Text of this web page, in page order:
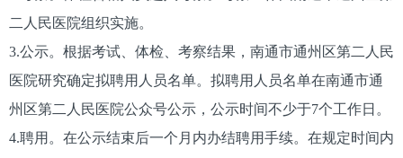
二人民医院组织实施。
3.公示。根据考试、体检、考察结果，南通市通州区第二人民
医院研究确定拟聘用人员名单。拟聘用人员名单在南通市通
州区第二人民医院公众号公示，公示时间不少于7个工作日。
4.聘用。在公示结束后一个月内办结聘用手续。在规定时间内